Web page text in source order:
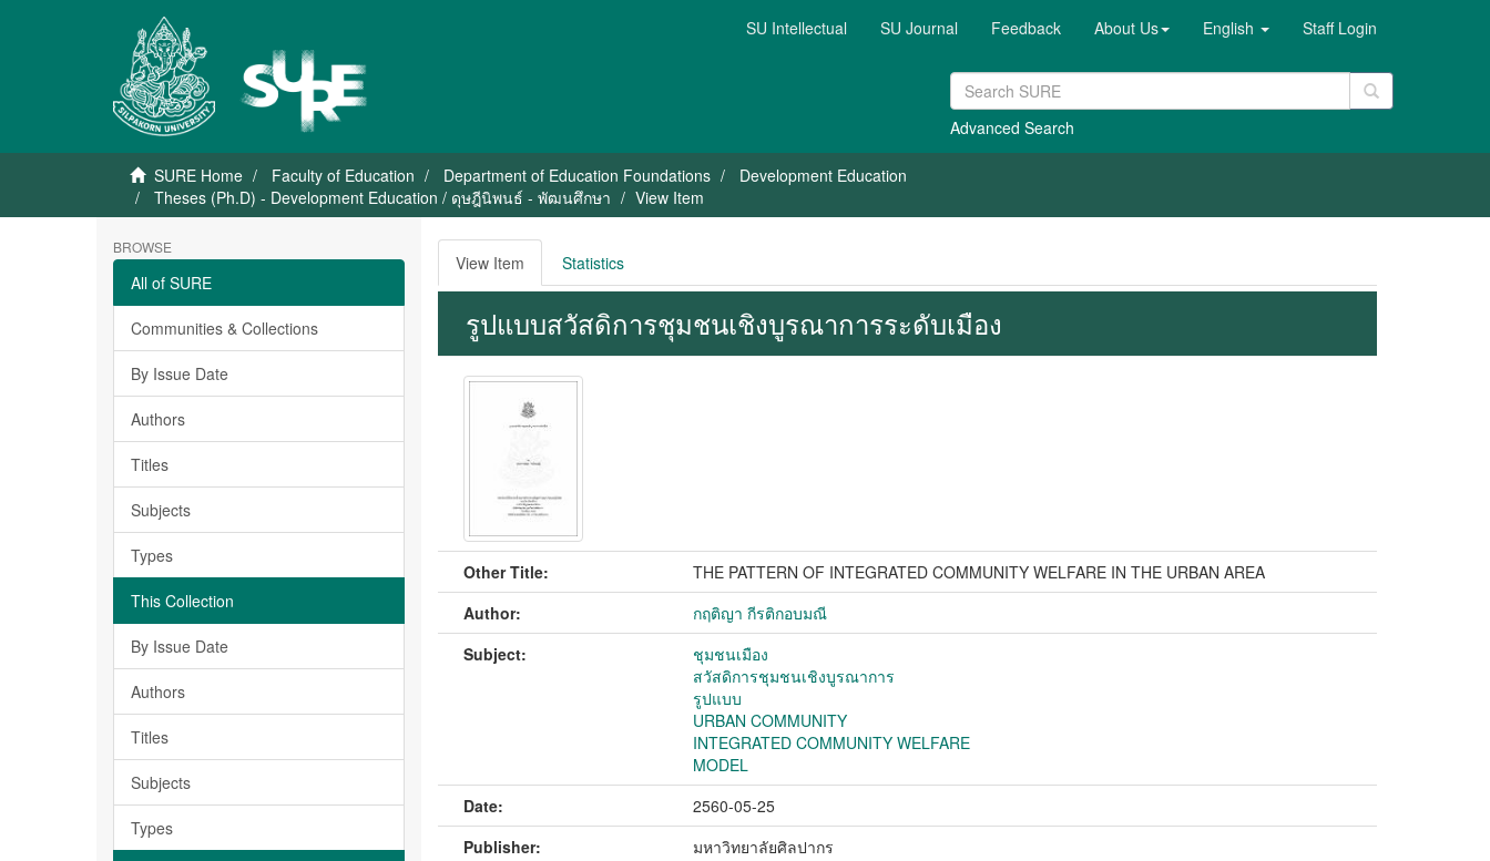
SU Intellectual SU Journal Feedback About Us English Staff Login
Advanced Search
SURE Home Faculty of Education Department of Education Foundations
Development Education
Theses (Ph.D) - Development Education / ดุษฎีนิพนธ์ - พัฒนศึกษา
View Item
BROWSE
All of SURE
Communities & Collections
By Issue Date
Authors
Titles
Subjects
Types
This Collection
By Issue Date
Authors
Titles
Subjects
Types
View Item Statistics
รูปแบบสวัสดิการชุมชนเชิงบูรณาการระดับเมือง
Other Title:
THE PATTERN OF INTEGRATED COMMUNITY WELFARE IN THE URBAN AREA
Author:
กฤติญา กีรติกอบมณี
Subject:
ชุมชนเมือง
สวัสดิการชุมชนเชิงบูรณาการ
รูปแบบ
URBAN COMMUNITY
INTEGRATED COMMUNITY WELFARE
MODEL
Date:
2560-05-25
Publisher:
มหาวิทยาลัยศิลปากร